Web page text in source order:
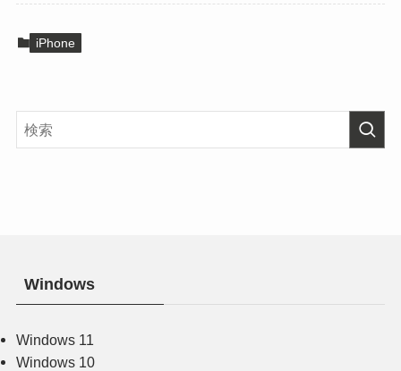
iPhone
Windows
Windows 11
Windows 10